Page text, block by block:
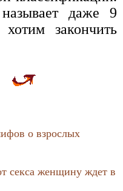
даже 9
закончить
о взрослых
секса женщину ждет в